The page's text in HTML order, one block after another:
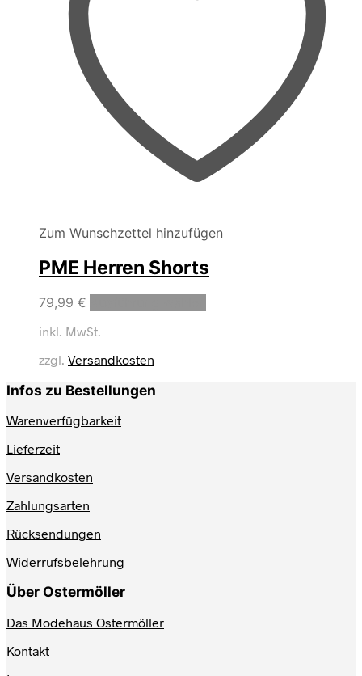
Zum Wunschzettel hinzufügen
PME Herren Shorts
79,99 €
inkl. MwSt.
zzgl. Versandkosten
Infos zu Bestellungen
Warenverfügbarkeit
Lieferzeit
Versandkosten
Zahlungsarten
Rücksendungen
Widerrufsbelehrung
Über Ostermöller
Das Modehaus Ostermöller
Kontakt